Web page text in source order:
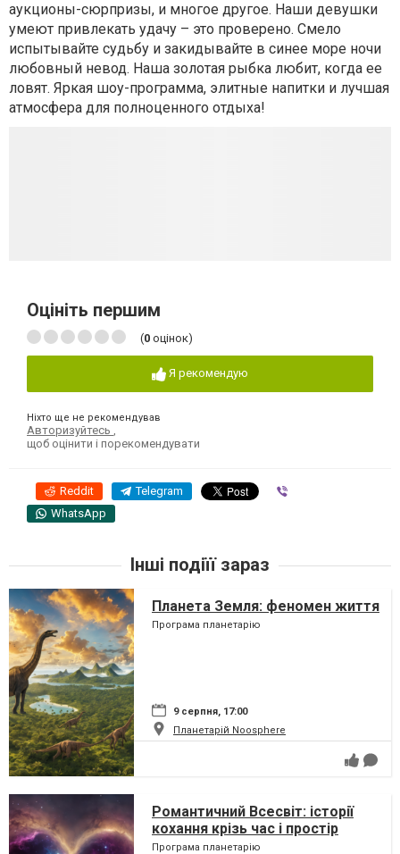
аукционы-сюрпризы, и многое другое. Наши девушки
умеют привлекать удачу – это проверено. Смело
испытывайте судьбу и закидывайте в синее море ночи
любовный невод. Наша золотая рыбка любит, когда ее
ловят. Яркая шоу-программа, элитные напитки и лучшая
атмосфера для полноценного отдыха!
Оцініть першим
(0 оцінок)
Я рекомендую
Ніхто ще не рекомендував
Авторизуйтесь
щоб оцінити і порекомендувати
Reddit Telegram
WhatsApp
Інші подіїї зараз
Планета Земля: феномен життя
Програма планетарію
9 серпня, 17:00
Планетарій Noosphere
Романтичний Всесвіт: історії
кохання крізь час і простір
Програма планетарію